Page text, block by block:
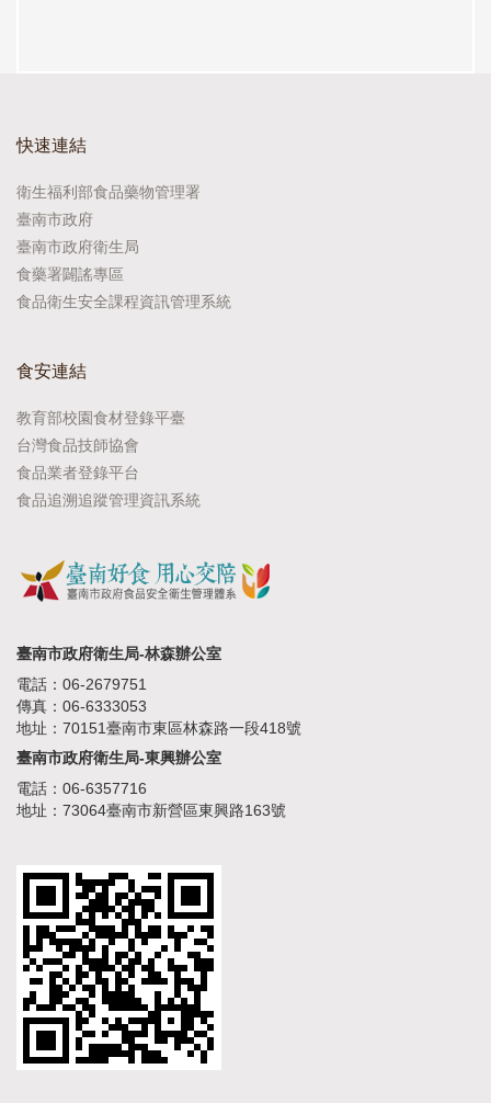
快速連結
衛生福利部食品藥物管理署
臺南市政府
臺南市政府衛生局
食藥署闢謠專區
食品衛生安全課程資訊管理系統
食安連結
教育部校園食材登錄平臺
台灣食品技師協會
食品業者登錄平台
食品追溯追蹤管理資訊系統
臺南市政府衛生局-林森辦公室
電話：06-2679751
傳真：06-6333053
地址：70151臺南市東區林森路一段418號
臺南市政府衛生局-東興辦公室
電話：06-6357716
地址：73064臺南市新營區東興路163號